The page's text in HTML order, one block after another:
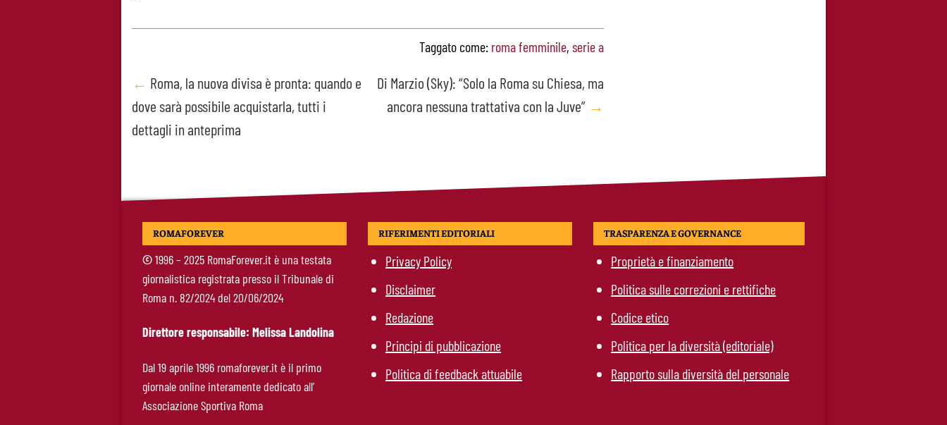
Taggato come: roma femminile, serie a
Post
navigation
← Roma, la nuova divisa è pronta: quando e
dove sarà possibile acquistarla, tutti i
dettagli in anteprima
Di Marzio (Sky): “Solo la Roma su Chiesa, ma
ancora nessuna trattativa con la Juve” →
ROMAFOREVER
©1996 – 2025 RomaForever.it è una testata
giornalistica registrata presso il Tribunale di
Roma n. 82/2024 del 20/06/2024
Direttore responsabile: Melissa Landolina
Dal 19 aprile 1996 romaforever.it è il primo
giornale online interamente dedicato all’
Associazione Sportiva Roma
RIFERIMENTI EDITORIALI
Privacy Policy
Disclaimer
Redazione
Principi di pubblicazione
Politica di feedback attuabile
TRASPARENZA E GOVERNANCE
Proprietà e finanziamento
Politica sulle correzioni e rettifiche
Codice etico
Politica per la diversità (editoriale)
Rapporto sulla diversità del personale